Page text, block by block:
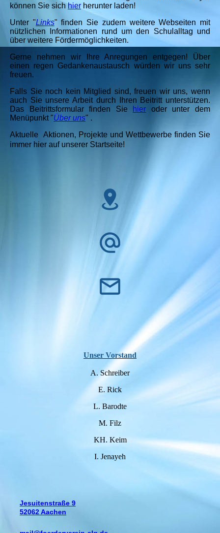
können Sie sichhier herunter laden!
Unter "Links" finden Sie zudem weitere Webseiten mit
nützlichen Informationen rund um den Schulalltag und
über weitere Fördermöglichkeiten.
Gerne nehmen wir Ihre Anregungen entgegen! Über
einen regen Gedankenaustausch würden wir uns sehr
freuen.
Falls Sie noch kein Mitglied sind, freuen wir uns, wenn
auch Sie unsere Arbeit durch Ihren Beitritt unterstützen.
Das Beitrittsformular finden Sie
hier oder unter dem
Menüpunkt "Über uns" .
Aktuelle Aktionen, Projekte und Wettbewerbe finden Sie
immer hier auf unserer Startseite!
Unser Vorstand
A. Schreiber
E. Rick
L. Barodte
M. Filz
KH. Keim
I. Jenayeh
Jesuitenstraße 9
52062 Aachen